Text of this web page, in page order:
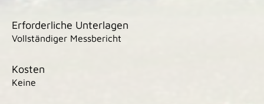
Erforderliche Unterlagen
Vollständiger Messbericht
Kosten
Keine